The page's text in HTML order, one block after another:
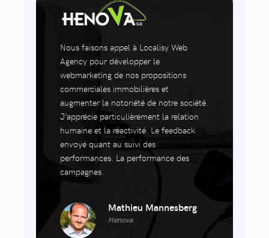
Nous faisons appel à Localisy Web
Agency pour développer le
webmarketing de nos propositions
commerciales immobilières et
augmenter la notoriété de notre société.
J’apprécie particulièrement la relation
humaine et la réactivité. Le feedback
envoyé quant au suivi des
performances. La performance des
campagnes.
Mathieu Mannesberg
Henova